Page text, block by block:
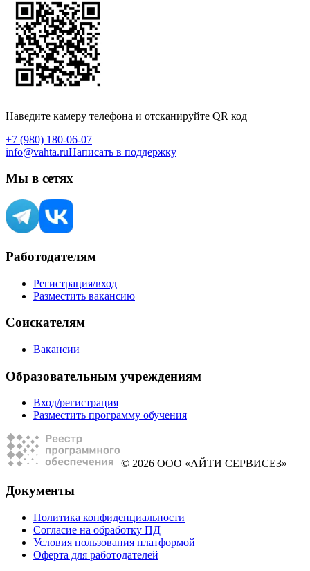
Наведите камеру телефона и отсканируйте QR код
+7 (980) 180-06-07
info@vahta.ruНаписать в поддержку
Мы в сетях
Работодателям
Регистрация/вход
Разместить вакансию
Соискателям
Вакансии
Образовательным учреждениям
Вход/регистрация
Разместить программу обучения
© 2026 ООО «АЙТИ СЕРВИСЕЗ»
Документы
Политика конфиденциальности
Согласие на обработку ПД
Условия пользования платформой
Оферта для работодателей